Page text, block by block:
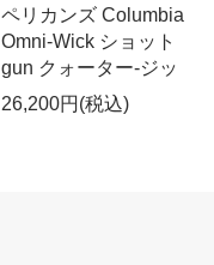
ペリカンズ Columbia
Omni-Wick ショット
gun クォーター-ジッ
26,200円(税込)